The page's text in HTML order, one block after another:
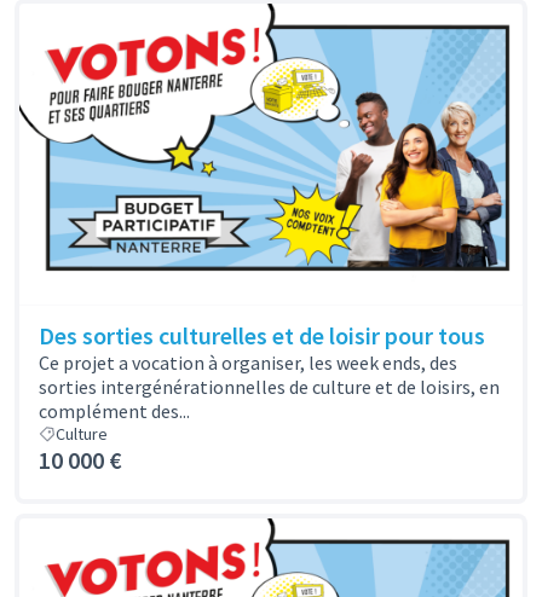
Des sorties culturelles et de loisir pour tous
Ce projet a vocation à organiser, les week ends, des
sorties intergénérationnelles de culture et de loisirs, en
complément des...
Culture
10 000 €